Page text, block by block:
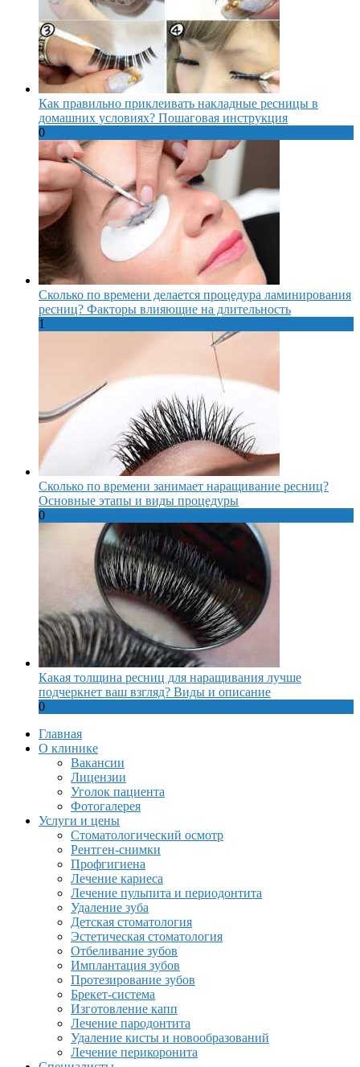
Как правильно приклеивать накладные ресницы в
домашних условиях? Пошаговая инструкция
0
Сколько по времени делается процедура ламинирования
ресниц? Факторы влияющие на длительность
1
Сколько по времени занимает наращивание ресниц?
Основные этапы и виды процедуры
0
Какая толщина ресниц для наращивания лучше
подчеркнет ваш взгляд? Виды и описание
0
Главная
О клинике
Вакансии
Лицензии
Уголок пациента
Фотогалерея
Услуги и цены
Стоматологический осмотр
Рентген-снимки
Профгигиена
Лечение кариеса
Лечение пульпита и периодонтита
Удаление зуба
Детская стоматология
Эстетическая стоматология
Отбеливание зубов
Имплантация зубов
Протезирование зубов
Брекет-система
Изготовление капп
Лечение пародонтита
Удаление кисты и новообразований
Лечение перикоронита